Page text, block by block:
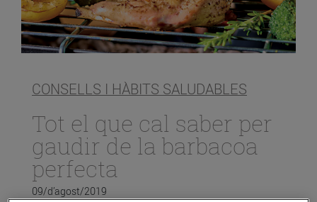
CONSELLS I HÀBITS SALUDABLES
Tot el que cal saber per
gaudir de la barbacoa
perfecta
09/d’agost/2019